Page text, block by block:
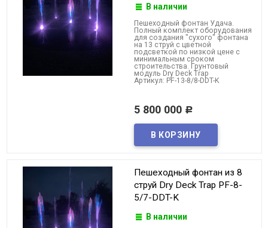
В наличии
Пешеходный фонтан Удача.
Полный комплект оборудования
для создания "сухого" фонтана
на 13 струй с цветной
подсветкой по низкой цене с
минимальным сроком
строительства. Грунтовый
модуль Dry Deck Trap
Артикул: PF-13-8/8-DDT-K
5 800 000 Р
Пешеходный фонтан из 8
струй Dry Deck Trap PF-8-
5/7-DDT-K
В наличии